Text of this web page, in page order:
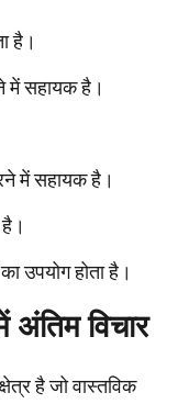
है।
में सहायक है।
में सहायक है।
उपयोग होता है।
अंतिम विचार
है जो वास्तविक